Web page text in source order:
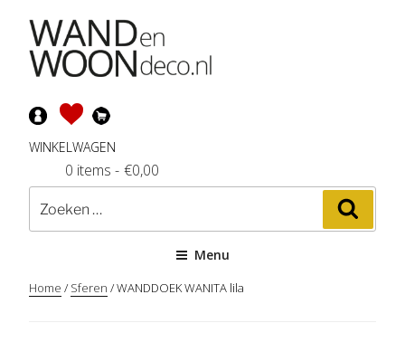
inhoud
WINKELWAGEN
- €0,00
0 items
Zoeken
naar:
Menu
Home / Sferen / WANDDOEK WANITA lila